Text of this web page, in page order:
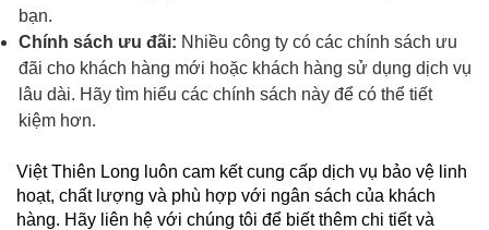
bạn.
Chính sách ưu đãi: Nhiều công ty có các chính sách ưu
đãi cho khách hàng mới hoặc khách hàng sử dụng dịch vụ
lâu dài. Hãy tìm hiểu các chính sách này để có thể tiết
kiệm hơn.
Việt Thiên Long luôn cam kết cung cấp dịch vụ bảo vệ linh
hoạt, chất lượng và phù hợp với ngân sách của khách
hàng. Hãy liên hệ với chúng tôi để biết thêm chi tiết và